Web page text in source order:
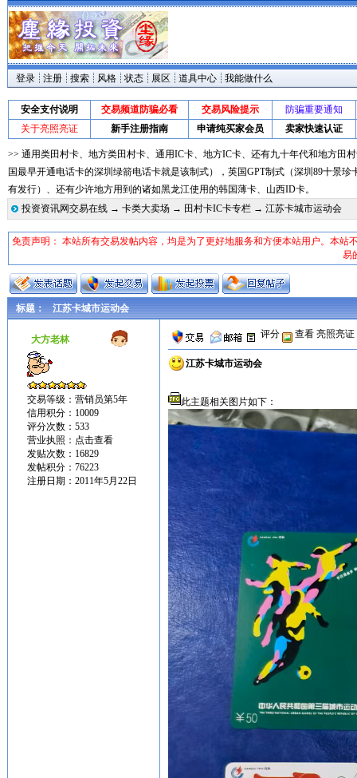
登录 注册 搜索 风格 状态 展区 道具中心 我能做什么
安全支付说明 交易频道防骗必看 交易风险提示
防骗重要通知
关于亮照亮证
新手注册指南 申请纯买家会员 卖家快速认证
>> 通用类田村卡、地方类田村卡、通用IC卡、地方IC卡、还有九十年代和地方田
国最早开通电话卡的深圳绿箭电话卡就是该制式），英国GPT制式（深圳89十景
有发行）、还有少许地方用到的诸如黑龙江使用的韩国薄卡、山西ID卡。
投资资讯网交易在线→ 卡类大卖场→ 田村卡IC卡专栏→ 江苏卡城市运动会
免责声明： 本站所有交易发帖内容，均是为了更好地服务和方便本站用户。本
易
标题： 江苏卡城市运动会
大方老林
交易等级：营销员第5年
信用积分：10009
评分次数：533
营业执照： 点击查看
发贴次数：16829
发帖积分：76223
注册日期：2011年5月22日
评分 查看 亮照亮证
江苏卡城市运动会
此主题相关图片如下：